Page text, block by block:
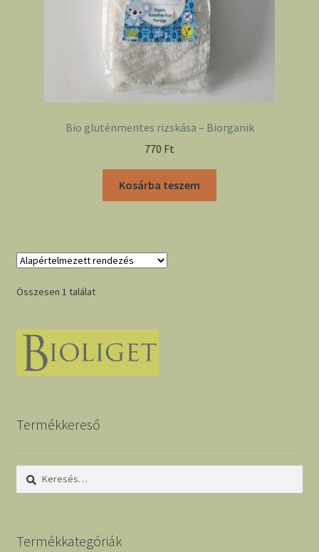
Bio gluténmentes rizskása – Biorganik
770 Ft
Kosárba teszem
Összesen 1 találat
Termékkereső
Keresés:
Termékkategóriák